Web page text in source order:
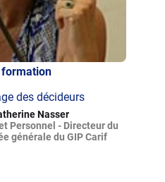
formation
des décideurs
Nasser
Personnel - Directeur du
générale du GIP Carif